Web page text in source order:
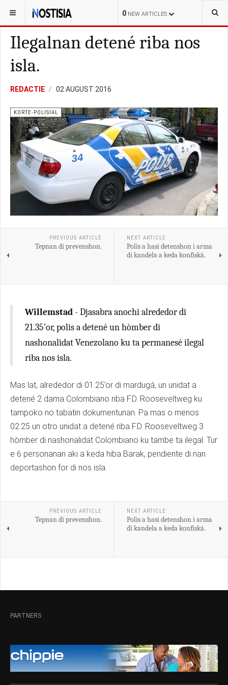
0 NEW ARTICLES
YOU ARE HERE: CURAÇAO LOKAL
Ilegalnan detené riba nos
isla.
REDACTIE 02 AUGUST 2016
KORTE-POLISIAL
PREVIOUS ARTICLE
Tepnan di prevenshon.
NEXT ARTICLE
Polis a hasi detenshon i arma
di kandela a keda konfiská.
Willemstad - Djasabra anochi alrededor di
21.35’or, polis a detené un hòmber di
nashonalidat Venezolano ku ta permanesé ilegal
riba nos isla.
Mas lat, alrededor di 01.25’or di mardugá, un unidat a
detené 2 dama Colombiano riba F.D. Rooseveltweg ku
tampoko no tabatin dokumentunan. Pa mas o menos
02.25 un otro unidat a detené riba F.D. Rooseveltweg 3
hòmber di nashonalidat Colombiano ku tambe ta ilegal. Tur
e 6 personanan aki a keda hiba Barak, pendiente di nan
deportashon for di nos isla.
PREVIOUS ARTICLE
Tepnan di prevenshon.
NEXT ARTICLE
Polis a hasi detenshon i arma
di kandela a keda konfiská.
PARTNERS